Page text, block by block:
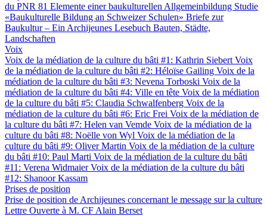
du PNR 81 Elemente einer baukulturellen Allgemeinbildung Studie
«Baukulturelle Bildung an Schweizer Schulen» Briefe zur
Baukultur – Ein Archijeunes Lesebuch Bauten, Städte,
Landschaften
Voix
Voix de la médiation de la culture du bâti #1: Kathrin Siebert Voix
de la médiation de la culture du bâti #2: Héloïse Gailing Voix de la
médiation de la culture du bâti #3: Nevena Torboski Voix de la
médiation de la culture du bâti #4: Ville en tête Voix de la médiation
de la culture du bâti #5: Claudia Schwalfenberg Voix de la
médiation de la culture du bâti #6: Eric Frei Voix de la médiation de
la culture du bâti #7: Helen van Vemde Voix de la médiation de la
culture du bâti #8: Noëlle von Wyl Voix de la médiation de la
culture du bâti #9: Oliver Martin Voix de la médiation de la culture
du bâti #10: Paul Marti Voix de la médiation de la culture du bâti
#11: Verena WidmaierVoix de la médiation de la culture du bâti
#12: Shanoor Kassam
Prises de position
Prise de position de Archijeunes concernant le message sur la culture
Lettre Ouverte à M. CF Alain Berset